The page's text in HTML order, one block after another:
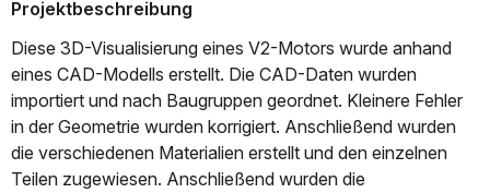
Projektbeschreibung
Diese 3D-Visualisierung eines V2-Motors wurde anhand
eines CAD-Modells erstellt. Die CAD-Daten wurden
importiert und nach Baugruppen geordnet. Kleinere Fehler
in der Geometrie wurden korrigiert. Anschließend wurden
die verschiedenen Materialien erstellt und den einzelnen
Teilen zugewiesen. Anschließend wurden die